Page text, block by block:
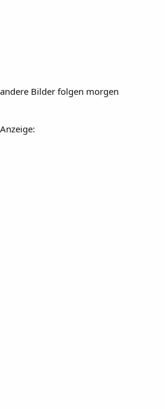
andere Bilder folgen morgen
Anzeige: